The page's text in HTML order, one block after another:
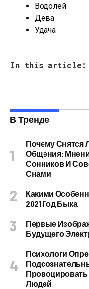
Водолей
Дева
Удача
In this article:
В Тренде
Почему Снятся
Общения:
Сонников И
Снами
Какими
2021 Год Быка
Первые
Будущего
Психологи
Людей